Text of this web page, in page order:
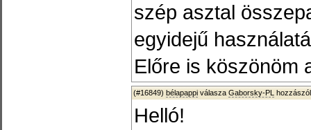
szép asztal
egyidejű
Előre is köszönöm
(#16849) bélapappi válasza Gaborsky-PL
Helló!